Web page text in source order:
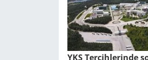
YKS Tercihlerinde